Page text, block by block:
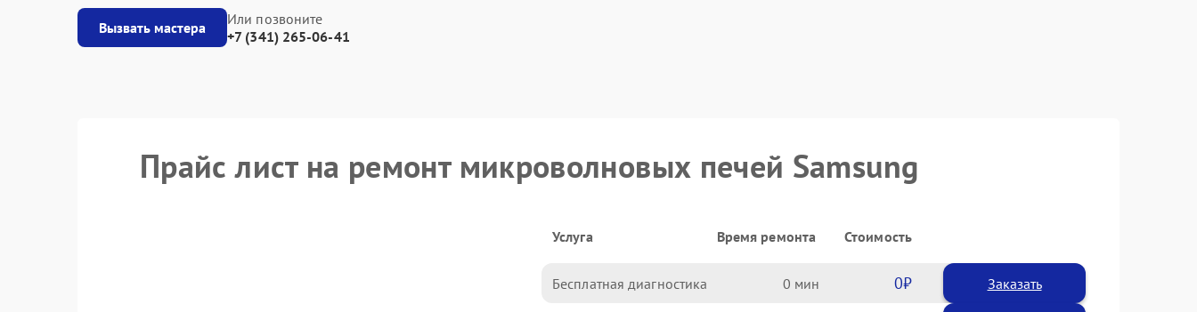
Вызвать мастера
Или позвоните
+7 (341) 265-06-41
Прайс лист на ремонт микроволновых печей Samsung
Услуга Время ремонта Стоимость
Бесплатная диагностика 0 0 Заказать